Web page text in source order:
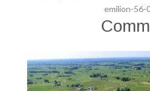
emilion-56-